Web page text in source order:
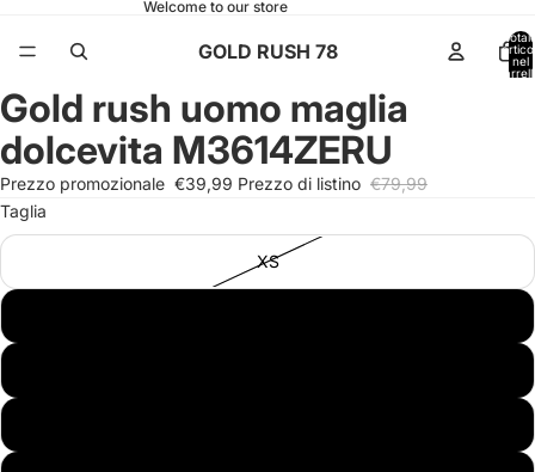
Welcome to our store
GOLD RUSH 78
nel
Apri
immagine
a
schermo
intero
Apri
immagine
a
schermo
intero
Apri
immagine
a
schermo
intero
Gold rush uomo maglia
dolcevita M3614ZERU
Prezzo promozionale €39,99 Prezzo di listino €79,99
Taglia
XS